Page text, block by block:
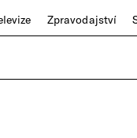
Zpravodajství